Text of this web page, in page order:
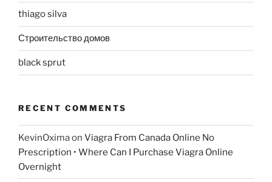
thiago silva
Строительство домов
black sprut
RECENT COMMENTS
KevinOximaon Viagra From Canada Online No
Prescription • Where Can I Purchase Viagra Online
Overnight